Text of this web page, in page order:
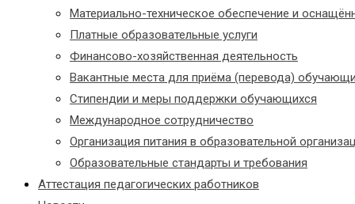
Материально-техническое обеспечение и
Платные образовательные услуги
Финансово-хозяйственная деятельность
Вакантные места для приёма (перевода)
Стипендии и меры поддержки обучающихся
Международное сотрудничество
Организация питания в образовательной
Образовательные стандарты и требования
Аттестация педагогических работников